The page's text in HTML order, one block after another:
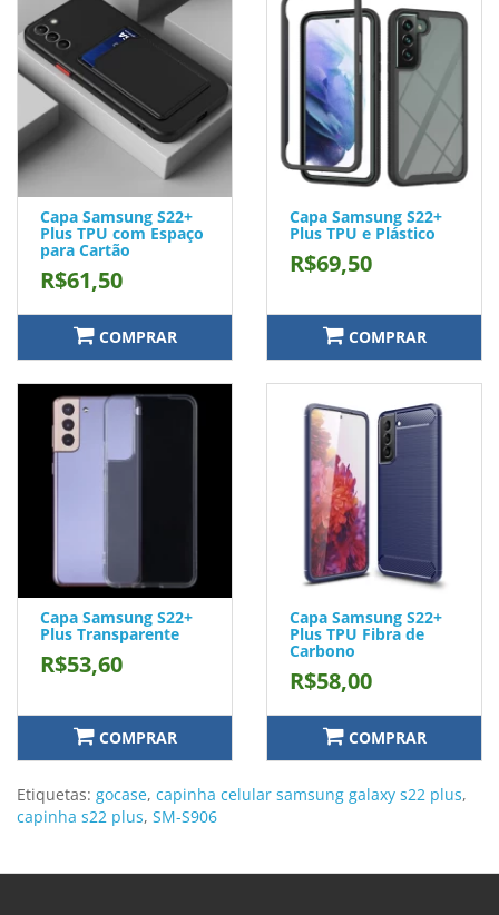
Capa Samsung S22+
Plus TPU com Espaço
para Cartão
R$61,50
COMPRAR
Capa Samsung S22+
Plus TPU e Plástico
R$69,50
COMPRAR
Capa Samsung S22+
Plus Transparente
R$53,60
COMPRAR
Capa Samsung S22+
Plus TPU Fibra de
Carbono
R$58,00
COMPRAR
Etiquetas: gocase, capinha celular samsung galaxy s22 plus,
capinha s22 plus, SM-S906